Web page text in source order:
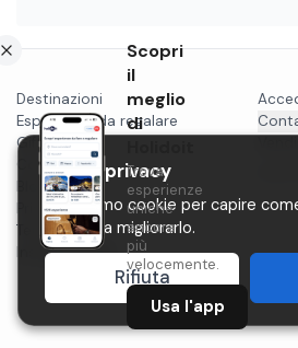
Destinazioni
Esperienze da regalare
Gift card
Cosa fare a...
Blog
Privacy
Termini
Instagram
Scopri
il
meglio
di
Trova
esperienze
uniche
ancora
più
velocemente.
Usa l'app
La tua privacy
Utilizziamo cookie per capire
aiutarci a migliorarlo.
Rifiuta